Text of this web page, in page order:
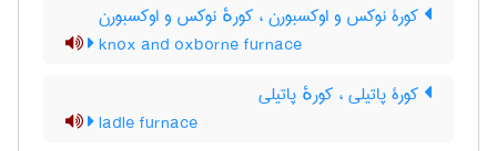
کورۀ نوکس و اوکسبورن ، کورهٔ نوکس و اوکسبورن
knox and oxborne furnace
کورۀ پاتیلی ، کورهٔ پاتیلی
ladle furnace